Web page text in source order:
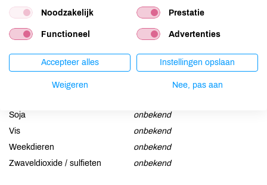
Lactose
onbekend
Lupine
onbekend
Mosterd
onbekend
Noten
onbekend
Schaaldieren
onbekend
Soja
onbekend
Vis
onbekend
Weekdieren
onbekend
Zwaveldioxide / sulfieten
onbekend
Noodzakelijk Prestatie
Functioneel Advertenties
Accepteer alles Instellingen opslaan
Weigeren Nee, pas aan